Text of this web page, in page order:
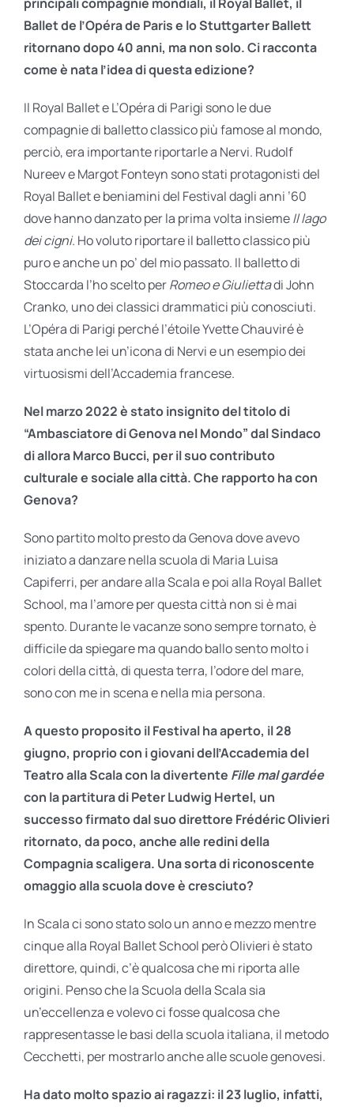
principali compagnie mondiali, il Royal Ballet, il
Ballet de l’Opéra de Paris e lo Stuttgarter Ballett
ritornano dopo 40 anni, ma non solo. Ci racconta
come è nata l’idea di questa edizione?
Il Royal Ballet e L’Opéra di Parigi sono le due
compagnie di balletto classico più famose al mondo,
perciò, era importante riportarle a Nervi. Rudolf
Nureev e Margot Fonteyn sono stati protagonisti del
Royal Ballet e beniamini del Festival dagli anni ’60
dove hanno danzato per la prima volta insiemeIl lago
dei cigni. Ho voluto riportare il balletto classico più
puro e anche un po’ del mio passato. Il balletto di
Stoccarda l’ho scelto perRomeo e Giuliettadi John
Cranko, uno dei classici drammatici più conosciuti.
L’Opéra di Parigi perché l’étoile Yvette Chauviré è
stata anche lei un’icona di Nervi e un esempio dei
virtuosismi dell’Accademia francese.
Nel marzo 2022 è stato insignito del titolo di
“Ambasciatore di Genova nel Mondo” dal Sindaco
di allora Marco Bucci, per il suo contributo
culturale e sociale alla città. Che rapporto ha con
Genova?
Sono partito molto presto da Genova dove avevo
iniziato a danzare nella scuola di Maria Luisa
Capiferri, per andare alla Scala e poi alla Royal Ballet
School, ma l’amore per questa città non si è mai
spento. Durante le vacanze sono sempre tornato, è
difficile da spiegare ma quando ballo sento molto i
colori della città, di questa terra, l’odore del mare,
sono con me in scena e nella mia persona.
A questo proposito il Festival ha aperto, il 28
giugno, proprio con i giovani dell’Accademia del
Teatro alla Scala con la divertente Fille mal gardée
con la partitura di Peter Ludwig Hertel, un
successo firmato dal suo direttore Frédéric Olivieri
ritornato, da poco, anche alle redini della
Compagnia scaligera. Una sorta di riconoscente
omaggio alla scuola dove è cresciuto?
In Scala ci sono stato solo un anno e mezzo mentre
cinque alla Royal Ballet School però Olivieri è stato
direttore, quindi, c’è qualcosa che mi riporta alle
origini. Penso che la Scuola della Scala sia
un’eccellenza e volevo ci fosse qualcosa che
rappresentasse le basi della scuola italiana, il metodo
Cecchetti, per mostrarlo anche alle scuole genovesi.
Ha dato molto spazio ai ragazzi: il 23 luglio, infatti,